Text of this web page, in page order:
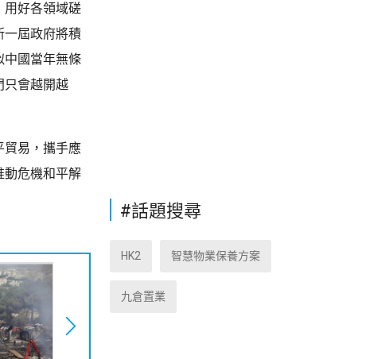
用好各領域磋
一屆政府將積
中國當年無條
只會越開越
貿易，攜手應
動危機和平解
#話題搜尋
HK2 智慧物業保養方案
九倉置業